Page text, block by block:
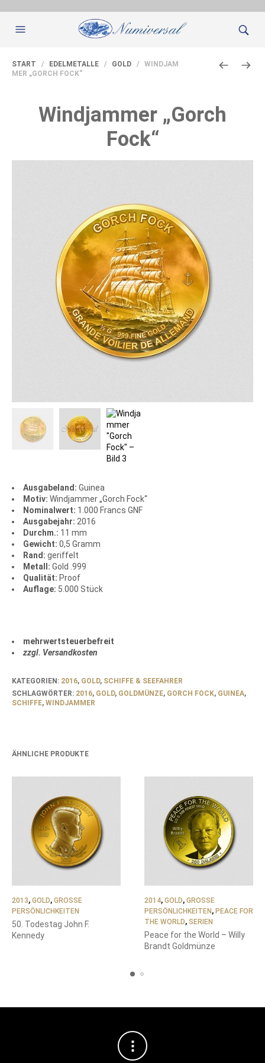
START / EDELMETALLE / GOLD / WINDJAM
MER „GORCH FOCK“
Windjammer „Gorch
Fock“
Ausgabeland: Guinea
Motiv: Windjammer „Gorch Fock“
Nominalwert: 1.000 Francs GNF
Ausgabejahr: 2016
Durchm.: 11 mm
Gewicht: 0,5 Gramm
Rand: geriffelt
Metall: Gold .999
Qualität: Proof
Auflage: 5.000 Stück
mehrwertsteuerbefreit
zzgl. Versandkosten
KATEGORIEN: 2016, GOLD, SCHIFFE & SEEFAHRER
SCHLAGWÖRTER: 2016, GOLD, GOLDMÜNZE, GORCH FOCK, GUINEA,
SCHIFFE, WINDJAMMER
ÄHNLICHE PRODUKTE
2013, GOLD, GROSSE P
ERSÖNLICHKEITEN
50. Todestag John F.
Kennedy
2014, GOLD, GROSSE P
ERSÖNLICHKEITEN
, PEACE FOR
THE WORLD, SERIEN
Peace for the World – Willy
Brandt Goldmünze